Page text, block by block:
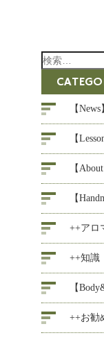
検
【News
【
【
【
++アロ
++知識
【
++お勧